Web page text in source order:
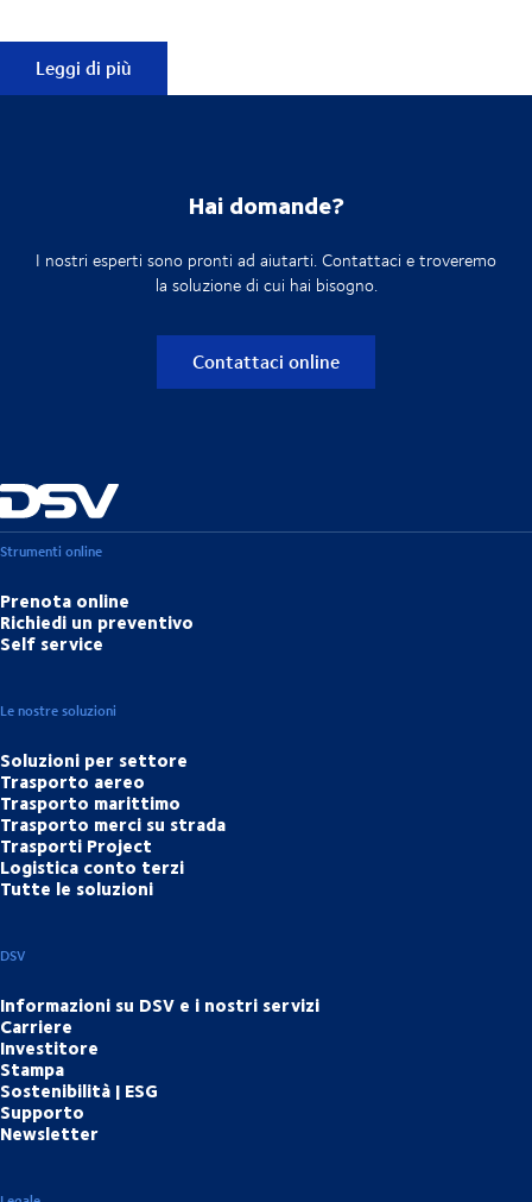
Copenhagen Metro
Leggi di più
Hai domande?
I nostri esperti sono pronti ad aiutarti. Contattaci e troveremo
la soluzione di cui hai bisogno.
Contattaci online
Strumenti online
Prenota online
Richiedi un preventivo
Self service
Le nostre soluzioni
Soluzioni per settore
Trasporto aereo
Trasporto marittimo
Trasporto merci su strada
Trasporti Project
Logistica conto terzi
Tutte le soluzioni
DSV
Informazioni su DSV e i nostri servizi
Carriere
Investitore
Stampa
Sostenibilità | ESG
Supporto
Newsletter